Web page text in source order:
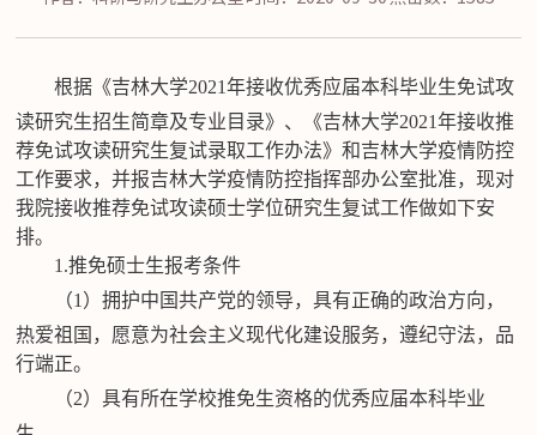
根据《吉林大学2021年接收优秀应届本科毕业生免试攻
读研究生招生简章及专业目录》、《吉林大学2021年接收推
荐免试攻读研究生复试录取工作办法》和吉林大学疫情防控
工作要求，并报吉林大学疫情防控指挥部办公室批准，现对
我院接收推荐免试攻读硕士学位研究生复试工作做如下安
排。
1.推免硕士生报考条件
（1）拥护中国共产党的领导，具有正确的政治方向，
热爱祖国，愿意为社会主义现代化建设服务，遵纪守法，品
行端正。
（2）具有所在学校推免生资格的优秀应届本科毕业